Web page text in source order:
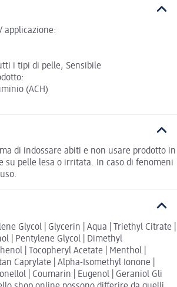
applicazione:
i tipi di pelle, Sensibile
(ACH)
di indossare abiti e non usare prodotto in
su pelle lesa o irritata. In caso di fenomeni
Glycol | Glycerin | Aqua | Triethyl Citrate |
| Pentylene Glycol | Dimethyl
| Tocopheryl Acetate | Menthol |
Caprylate | Alpha-Isomethyl Ionone |
| Coumarin | Eugenol | Geraniol Gli